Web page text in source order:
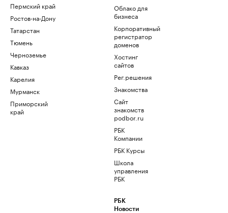
Пермский край
Ростов-на-Дону
Татарстан
Тюмень
Черноземье
Кавказ
Карелия
Мурманск
Приморский
край
Облако для
бизнеса
Корпоративный
регистратор
доменов
Хостинг
сайтов
Рег.решения
Знакомства
Сайт
знакомств
podbor.ru
РБК
Компании
РБК Курсы
Школа
управления
РБК
РБК
Новости